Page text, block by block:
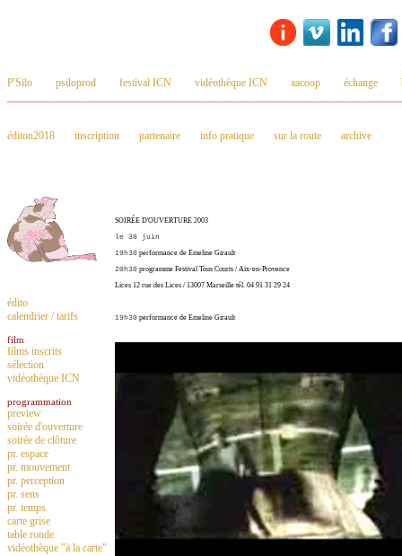
P'Silo psiloprod festival ICN vidéothèque ICN aacoop échange
éditon2018 inscription partenaire info pratique sur la route archive
édito
calendrier / tarifs
film
films inscrits
sélection
vidéothèque ICN
programmation
preview
soirée d'ouverture
soirée de clôture
pr. espace
pr. mouvement
pr. perception
pr. sens
pr. temps
carte grise
table ronde
vidéothèque "à la carte"
SOIRÉE D'OUVERTURE 2003
le 30 juin
19h30 performance de Emeline Girault
20h30 programme Festival Tous Courts / Aix-en-Provence
Lices 12 rue des Lices / 13007 Marseille tél. 04 91 31 29 24
19h30 performance de Emeline Girault